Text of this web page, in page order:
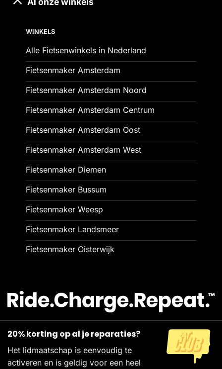
WINKELS
Alle Fietsenwinkels in Nederland
Fietsenmaker Amsterdam
Fietsenmaker Amsterdam Noord
Fietsenmaker Amsterdam Centrum
Fietsenmaker Amsterdam Oost
Fietsenmaker Amsterdam West
Fietsenmaker Diemen
Fietsenmaker Bussum
Fietsenmaker Weesp
Fietsenmaker Landsmeer
Fietsenmaker Oisterwijk
20% korting op al je reparaties?
Het lidmaatschap is eenvoudig te
activeren en is geldig voor een heel